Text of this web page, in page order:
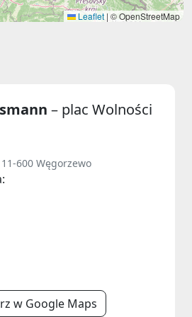
Leaflet | © OpenStreetMap
– plac Wolności
600 Węgorzewo
w Google Maps